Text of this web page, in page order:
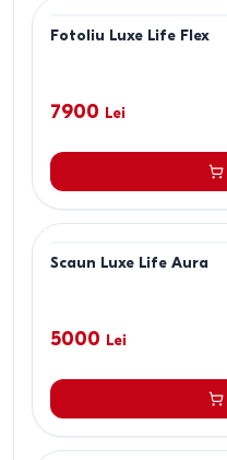
Fotoliu Luxe Life Flex
7900 Lei
Scaun Luxe Life Aura
5000 Lei